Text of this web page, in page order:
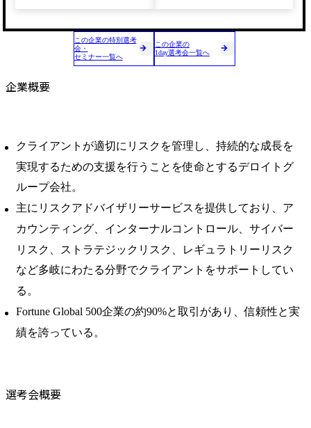
この企業の特別選考
会・
セミナー一覧へ
この企業の
1day選考会一覧へ
企業概要
クライアントが適切にリスクを管理し、持続的な成長を
実現するための支援を行うことを使命とするデロイトグ
ループ会社。
主にリスクアドバイザリーサービスを提供しており、ア
カウンティング、インターナルコントロール、サイバー
リスク、ストラテジックリスク、レギュラトリーリスク
など多岐にわたる分野でクライアントをサポートしてい
る。
Fortune Global 500企業の約90%と取引があり、信頼性と実
績を誇っている。
選考会概要